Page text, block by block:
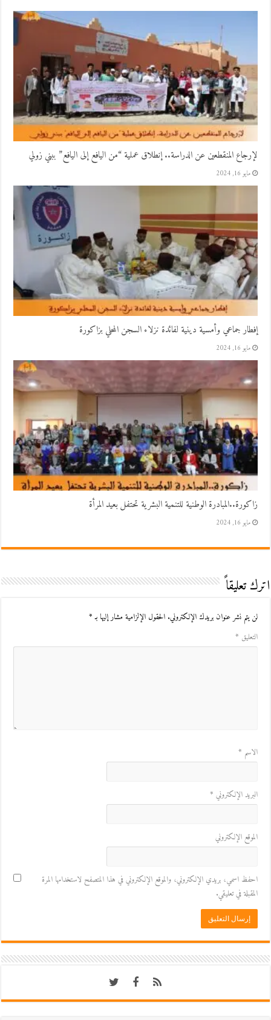
لإرجاع المنقطعين عن الدراسة.. إنطلاق عملية “من اليافع إلى اليافع” ببني زولي
مايو 16, 2024
إفطار جماعي وأمسية دينية لفائدة نزلاء السجن المحلي بزاكورة
مايو 16, 2024
زاكورة..المبادرة الوطنية للتنمية البشرية تحتفل بعيد المرأة
مايو 16, 2024
اترك تعليقاً
لن يتم نشر عنوان بريدك الإلكتروني. الحقول الإلزامية مشار إليها بـ*
التعليق *
الاسم *
البريد الإلكتروني *
الموقع الإلكتروني
احفظ اسمي، بريدي الإلكتروني، والموقع الإلكتروني في هذا المتصفح لاستخدامها المرة
المقبلة في تعليقي.